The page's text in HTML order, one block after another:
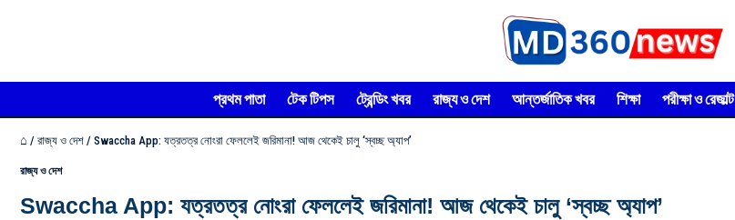
প্রথম পাতা টেক টিপস ট্রেন্ডিং খবর রাজ্য ও দেশ আন্তর্জাতিক খবর শিক্ষা পরীক্ষা ও রেজাল্ট
⌂ / রাজ্য ও দেশ / Swaccha App: যত্রতত্র নোংরা ফেললেই জরিমানা! আজ থেকেই চালু ‘স্বচ্ছ অ্যাপ’
রাজ্য ও দেশ
Swaccha App: যত্রতত্র নোংরা ফেললেই জরিমানা! আজ থেকেই চালু ‘স্বচ্ছ অ্যাপ’